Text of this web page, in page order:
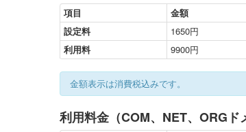
項目 金額
設定料
1650円
利用料
9900円
金額表示は消費税込みです。
利用料金（COM、NET、ORGド